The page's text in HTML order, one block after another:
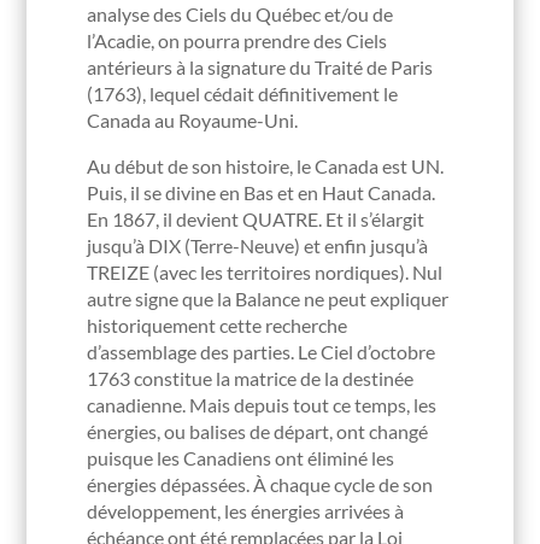
analyse des Ciels du Québec et/ou de
l’Acadie, on pourra prendre des Ciels
antérieurs à la signature du Traité de Paris
(1763), lequel cédait définitivement le
Canada au Royaume-Uni.
Au début de son histoire, le Canada est UN.
Puis, il se divine en Bas et en Haut Canada.
En 1867, il devient QUATRE. Et il s’élargit
jusqu’à DIX (Terre-Neuve) et enfin jusqu’à
TREIZE (avec les territoires nordiques). Nul
autre signe que la Balance ne peut expliquer
historiquement cette recherche
d’assemblage des parties. Le Ciel d’octobre
1763 constitue la matrice de la destinée
canadienne. Mais depuis tout ce temps, les
énergies, ou balises de départ, ont changé
puisque les Canadiens ont éliminé les
énergies dépassées. À chaque cycle de son
développement, les énergies arrivées à
échéance ont été remplacées par la Loi